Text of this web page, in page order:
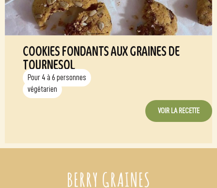
COOKIES FONDANTS AUX GRAINES DE
TOURNESOL
Pour 4 à 6 personnes
végétarien
VOIR LA RECETTE